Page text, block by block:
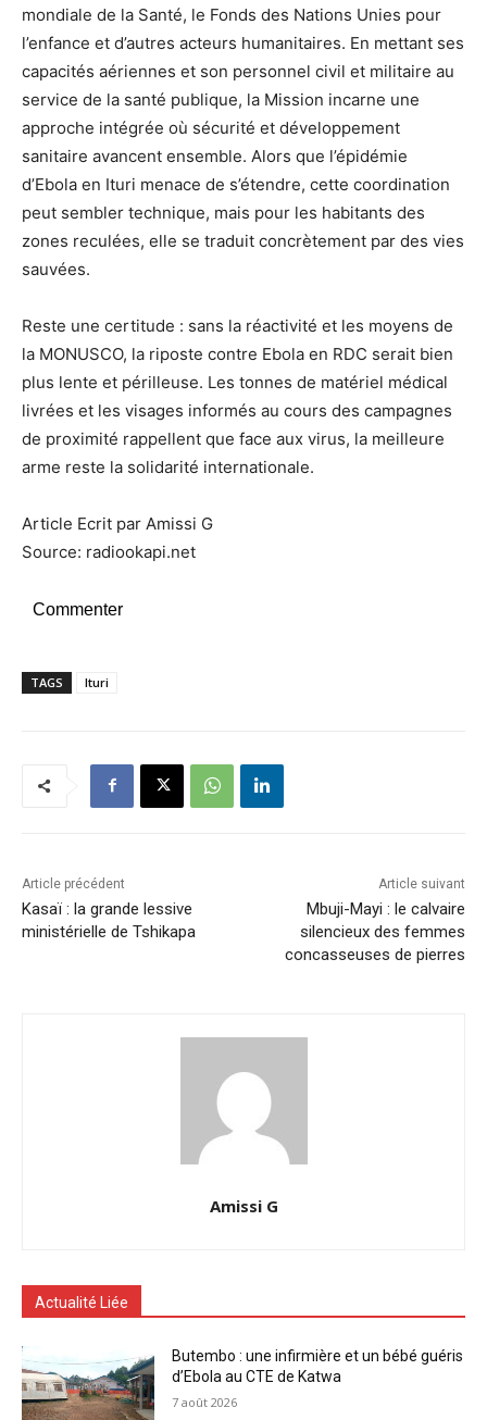
mondiale de la Santé, le Fonds des Nations Unies pour
l’enfance et d’autres acteurs humanitaires. En mettant ses
capacités aériennes et son personnel civil et militaire au
service de la santé publique, la Mission incarne une
approche intégrée où sécurité et développement
sanitaire avancent ensemble. Alors que l’épidémie
d’Ebola en Ituri menace de s’étendre, cette coordination
peut sembler technique, mais pour les habitants des
zones reculées, elle se traduit concrètement par des vies
sauvées.
Reste une certitude : sans la réactivité et les moyens de
la MONUSCO, la riposte contre Ebola en RDC serait bien
plus lente et périlleuse. Les tonnes de matériel médical
livrées et les visages informés au cours des campagnes
de proximité rappellent que face aux virus, la meilleure
arme reste la solidarité internationale.
Article Ecrit par Amissi G
Source: radiookapi.net
Commenter
TAGS Ituri
Article précédent
Kasaï : la grande lessive
ministérielle de Tshikapa
Article suivant
Mbuji-Mayi : le calvaire
silencieux des femmes
concasseuses de pierres
Amissi G
Actualité Liée
Butembo : une infirmière et un bébé guéris
d’Ebola au CTE de Katwa
7 août 2026